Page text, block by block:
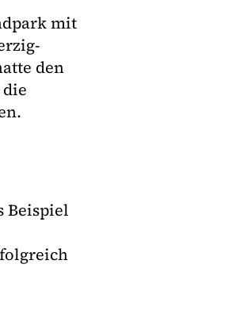
mit
den
Beispiel